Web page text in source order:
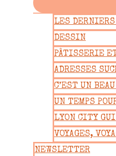
LES
DESSIN
PÂTISSERIE
ADRESSES
C’EST UN
UN TEMPS
LYON CITY
VOYAGES,
NEWSLETTER